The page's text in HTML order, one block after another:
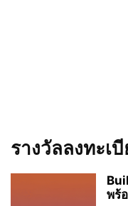
รางวัลลงทะเ
พร้